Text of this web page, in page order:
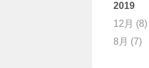
2019
12月 (8)
8月 (7)